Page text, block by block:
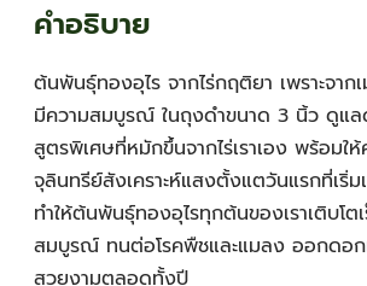
คำอธิบาย
ต้นพันธุ์ทองอุไร จากไร่กฤติยา เพราะจา
มีความสมบูรณ์ ในถุงดำขนาด 3 นิ้ว ดูแ
สูตรพิเศษที่หมักขึ้นจากไร่เราเอง พร้อมใ
จุลินทรีย์สังเคราะห์แสงตั้งแตวันแรกที่เริ่ม
ทำให้ต้นพันธุ์ทองอุไรทุกต้นของเราเติบโต
สมบูรณ์ ทนต่อโรคพืชและแมลง ออกดอ
สวยงามตลอดทั้งปี